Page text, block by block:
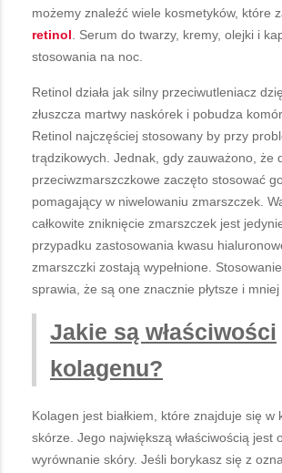
możemy znaleźć wiele kosmetyków, które
retinol . Serum do twarzy, kremy, olejki i
stosowania na noc.
Retinol działa jak silny przeciwutleniacz
złuszcza martwy naskórek i pobudza
Retinol najczęściej stosowany by przy
trądzikowych. Jednak, gdy zauważono, że
przeciwzmarszczkowe zaczęto stosować
pomagający w niwelowaniu zmarszczek.
całkowite zniknięcie zmarszczek jest
przypadku zastosowania kwasu
zmarszczki zostają wypełnione.
sprawia, że są one znacznie płytsze i mniej
Jakie są właściwości
kolagenu?
Kolagen jest białkiem, które znajduje się w
skórze. Jego największą właściwością jest
wyrównanie skóry. Jeśli borykasz się z